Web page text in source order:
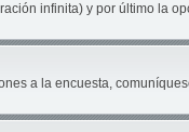
infinita) y por último la
a la encuesta,